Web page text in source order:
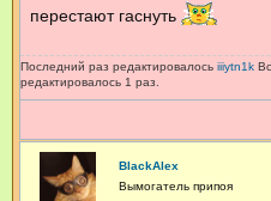
перестают гаснуть
Последний раз редактировалось iiiytn1k
редактировалось 1 раз.
BlackAlex
Вымогатель припоя